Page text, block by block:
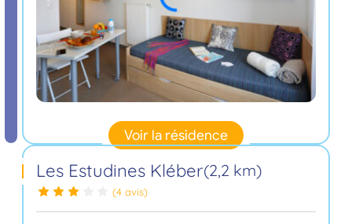
Voir la résidence
Les Estudines Kléber(2,2 km)
(4 avis)